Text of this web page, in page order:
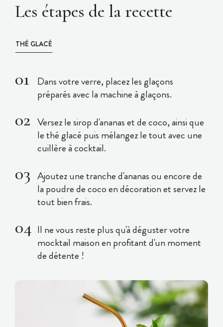
Les étapes de la recette
THÉ GLACÉ
Dans votre verre, placez les glaçons
préparés avec la machine à glaçons.
Versez le sirop d'ananas et de coco, ainsi que
le thé glacé puis mélangez le tout avec une
cuillère à cocktail.
Ajoutez une tranche d'ananas ou encore de
la poudre de coco en décoration et servez le
tout bien frais.
Il ne vous reste plus qu'à déguster votre
mocktail maison en profitant d'un moment
de détente !